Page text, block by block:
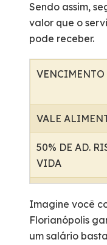
Sendo assim,
valor que o
pode receber.
VENCIMENTO
VALE
50% DE AD.
VIDA
INSPEÇÃO
Imagine você
Florianópolis
um salário